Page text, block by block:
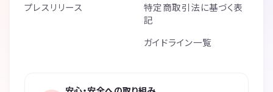
プレスリリース
特定商取引法に基づく表
記
ガイドライン一覧